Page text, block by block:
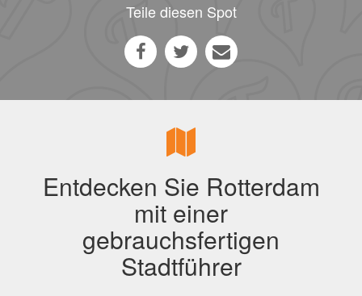
Teile diesen Spot
Entdecken Sie Rotterdam
mit einer
gebrauchsfertigen
Stadtführer